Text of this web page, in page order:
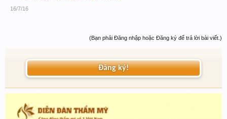
16/7/16
(Bạn phải Đăng nhập hoặc Đăng ký để trả lời bài viết.)
Đăng ký!